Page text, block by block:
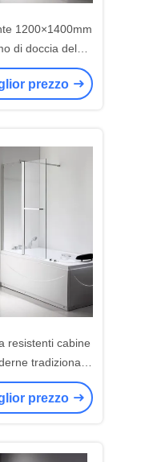
1200×1400mm
di doccia del
prezzo
resistenti cabine
tradizionali
prezzo